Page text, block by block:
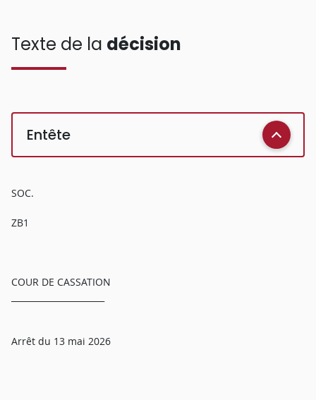
Texte de la décision
Entête
SOC.
ZB1
COUR DE CASSATION
Arrêt du 13 mai 2026